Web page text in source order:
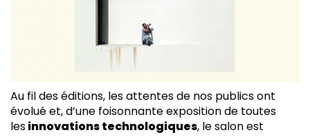
Au fil des éditions, les attentes de nos publics ont
évolué et, d’une foisonnante exposition de toutes
lesinnovations technologiques, le salon est